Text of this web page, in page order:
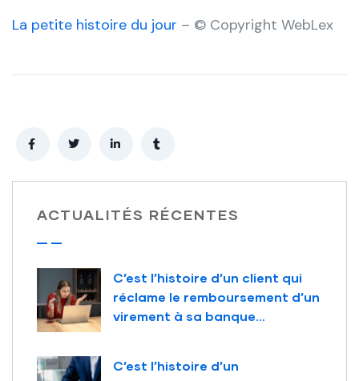
La petite histoire du jour – © Copyright WebLex
ACTUALITÉS RÉCENTES
C’est l’histoire d’un client qui
réclame le remboursement d’un
virement à sa banque…
C’est l’histoire d’un